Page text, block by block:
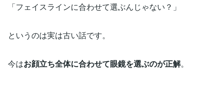
「フェイスラインに合わせて選ぶんじゃない？」
というのは実は古い話です。
今はお顔立ち全体に合わせて眼鏡を選ぶのが正解。